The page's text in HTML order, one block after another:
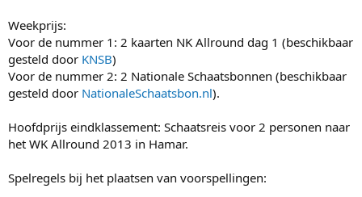
Weekprijs:
Voor de nummer 1: 2 kaarten NK Allround dag 1 (beschikbaar
gesteld door KNSB)
Voor de nummer 2: 2 Nationale Schaatsbonnen (beschikbaar
gesteld door NationaleSchaatsbon.nl).
Hoofdprijs eindklassement: Schaatsreis voor 2 personen naar
het WK Allround 2013 in Hamar.
Spelregels bij het plaatsen van voorspellingen: